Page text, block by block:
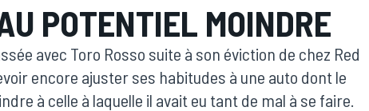
POTENTIEL MOINDRE
avec Toro Rosso suite à son éviction de chez Red
encore ajuster ses habitudes à une auto dont le
à celle à laquelle il avait eu tant de mal à se faire.